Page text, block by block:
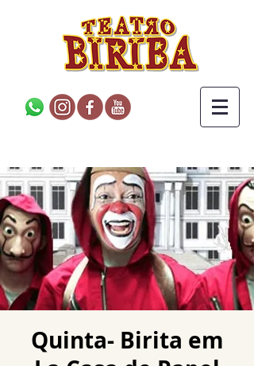
Quinta- Birita em